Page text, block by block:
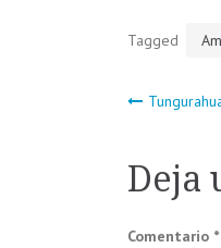
Tagged
de
Deja
Comentario *